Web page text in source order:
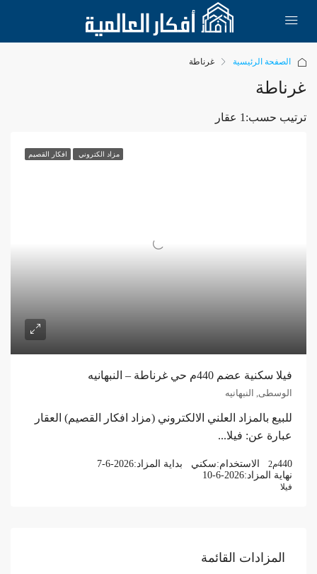
الصفحة الرئيسية غرناطة
غرناطة
1 عقار ترتيب حسب:
مزاد الكتروني افكار القصيم
فيلا سكنية عضم 440م حي غرناطة – النبهانيه
الوسطى, النبهانيه
للبيع بالمزاد العلني الالكتروني (مزاد افكار القصيم) العقار
عبارة عن: فيلا...
440م2 الاستخدام:سكني بداية المزاد:7-6-2026
نهاية المزاد:10-6-2026
فيلا
المزادات القائمة